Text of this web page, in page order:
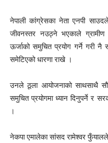
नेपाली कांग्रेसका नेता एनपी
जीवनस्तर नउठ्ने भएकाले ग्रामीण
ऊर्जाको समुचित प्रयोग गर्ने गरी नै
समेटिएको धारणा राखे ।
उनले ठूला आयोजनाको साथसाथै
समुचित प्रयोगमा ध्यान दिनुपर्ने र
।
नेकपा एमालेका सांसद रामेश्वर